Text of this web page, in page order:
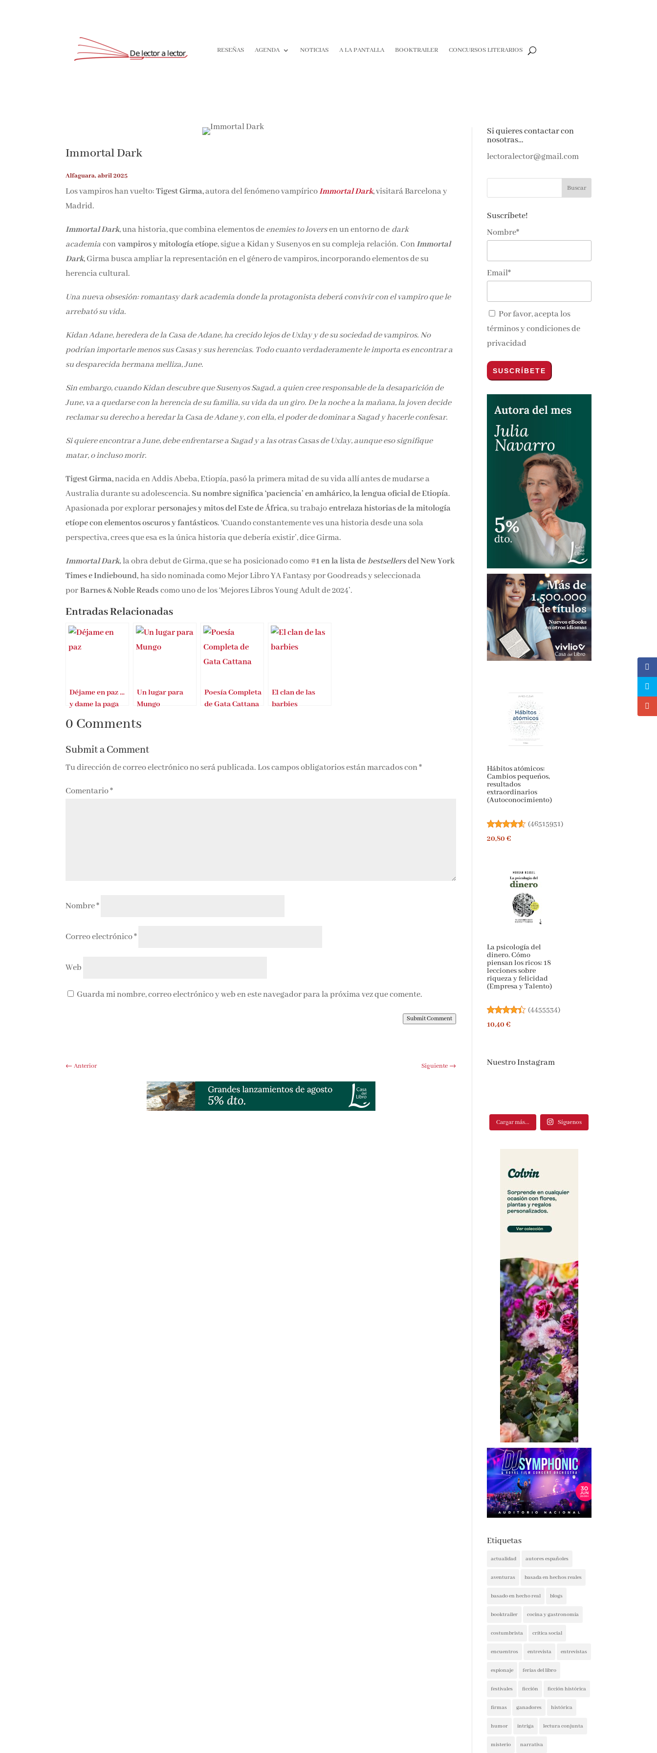
RESEÑAS AGENDA NOTICIAS A LA PANTALLA BOOKTRAILER CONCURSOS LITERARIOS
Immortal Dark
Alfaguara, abril 2025
Los vampiros han vuelto:Tigest Girma,autora del fenómeno vampíricoImmortal Dark,visitará Barcelona y
Madrid.
Immortal Dark, una historia, que combina elementos deenemies to loversen un entorno de dark
academiaconvampiros y mitología etíope, sigue a Kidan y Susenyos en su compleja relación. ConImmortal
Dark,Girma busca ampliar la representación en el género de vampiros, incorporando elementos de su
herencia cultural.
Una nueva obsesión: romantasy dark academia donde la protagonista deberá convivir con el vampiro que le
arrebató su vida.
Kidan Adane, heredera de la Casa de Adane, ha crecido lejos de Uxlay y de su sociedad de vampiros. No
podrían importarle menos sus Casas y sus herencias. Todo cuanto verdaderamente le importa es encontrar a
su desparecida hermana melliza, June.
Sin embargo, cuando Kidan descubre que Susenyos Sagad, a quien cree responsable de la desaparición de
June, va a quedarse con la herencia de su familia, su vida da un giro. De la noche a la mañana, la joven decide
reclamar su derecho a heredar la Casa de Adane y, con ella, el poder de dominar a Sagad y hacerle confesar.
Si quiere encontrar a June, debe enfrentarse a Sagad y a las otras Casas de Uxlay, aunque eso signifique
matar, o incluso morir.
Tigest Girma,nacida en Addis Abeba, Etiopía, pasó la primera mitad de su vida allí antes de mudarse a
Australia durante su adolescencia. Su nombre significa ‘paciencia’ en amhárico, la lengua oficial de Etiopía.
Apasionada por explorarpersonajes y mitos del Este de África, su trabajoentrelaza historias de la mitología
etíope con elementos oscuros y fantásticos. ‘Cuando constantemente ves una historia desde una sola
perspectiva, crees que esa es la única historia que debería existir’, dice Girma.
Immortal Dark,la obra debut de Girma, que se ha posicionado como #1 en la lista debestsellersdel New York
Times e Indiebound,ha sido nominada como Mejor Libro YA Fantasy por Goodreads y seleccionada
porBarnes & Noble Readscomo uno de los ‘Mejores Libros Young Adult de 2024’.
Entradas Relacionadas
Déjame en paz …
y dame la paga
Un lugar para
Mungo
Poesía Completa
de Gata Cattana
El clan de las
barbies
0 Comments
Submit a Comment
Tu dirección de correo electrónico no será publicada. Los campos obligatorios están marcados con*
Comentario*
Nombre*
Correo electrónico*
Web
Guarda mi nombre, correo electrónico y web en este navegador para la próxima vez que comente.
Submit Comment
←Anterior Siguiente→
Si quieres contactar con
nosotras…
lectoralector@gmail.com
Suscríbete!
Nombre*
Email*
Por favor, acepta los
términos y condiciones de
privacidad
Hábitos atómicos:
Cambios pequeños,
resultados
extraordinarios
(Autoconocimiento)
(46515931)
20,80 €
La psicología del
dinero. Cómo
piensan los ricos: 18
lecciones sobre
riqueza y felicidad
(Empresa y Talento)
(4455534)
10,40 €
Nuestro Instagram
Cargar más... Síguenos
Etiquetas
actualidad autores españoles
aventuras basada en hechos reales
basado en hecho real blogs
booktrailer cocina y gastronomía
costumbrista crítica social
encuentros entrevista entrevistas
espionaje ferias del libro
festivales ficción ficción histórica
firmas ganadores histórica
humor intriga lectura conjunta
misterio narrativa